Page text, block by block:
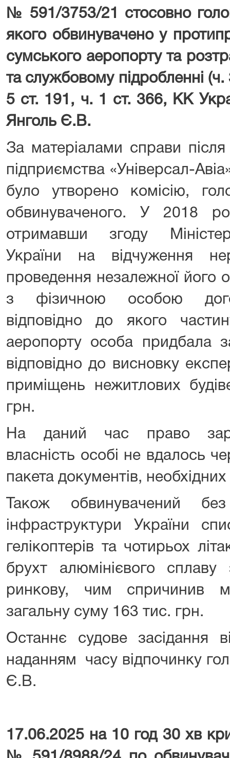
№ 591/3753/21
стосовно
якого обвинувачено у
сумського аеропорту та
та службовому підробленні
5 ст. 191, ч. 1 ст. 366, КК
Янголь Є.В.
За матеріалами справи після
підприємства «Універсал-
було утворено комісію,
обвинуваченого. У 2018
отримавши згоду
України на відчуження
проведення незалежної його
з фізичною особою
відповідно до якого
аеропорту особа придбала
відповідно до висновку
приміщень нежитлових
грн.
На даний час право
власність особі не вдалось
пакета документів, необхідних
Також обвинувачений
інфраструктури України
гелікоптерів та чотирьох
брухт алюмінієвого
ринкову, чим спричинив
загальну суму 163 тис. грн.
Останнє судове засідання
наданням часу відпочинку
Є.В.
17.06.2025 на 10 год 30 хв